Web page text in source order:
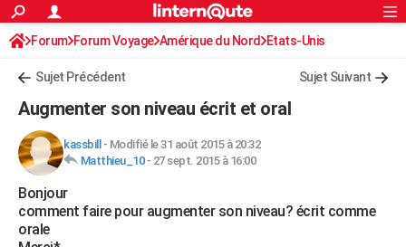
ACTUALITÉS
Politique
Société
Faits Divers
Education
Monde
Villes
+
FINANCE
Retraite
Impôts
Epargne
Immobilier
Risques naturels par ville
Banque
Assurance
Crédit
AUTO
Essais
Réserver un essai
Citadines
Berlines
SUV
Forum auto
+HIGH-TECH
Mobiles
Meilleur smartphone
Internet
Ordinateurs
Jeux vidéo
Guide high-tech
+BRICOLAGE
Rechercher
S'inscrire
Connexion
Forum Forum Voyage Amérique du Nord Etats-Unis
Sujet Précédent Sujet Suivant
Augmenter son niveau écrit et oral
kassbill - Modifié le 31 août 2015 à 20:32
Matthieu_10- 27 sept. 2015 à 16:00
Bonjour
comment faire pour augmenter son niveau? écrit comme
orale